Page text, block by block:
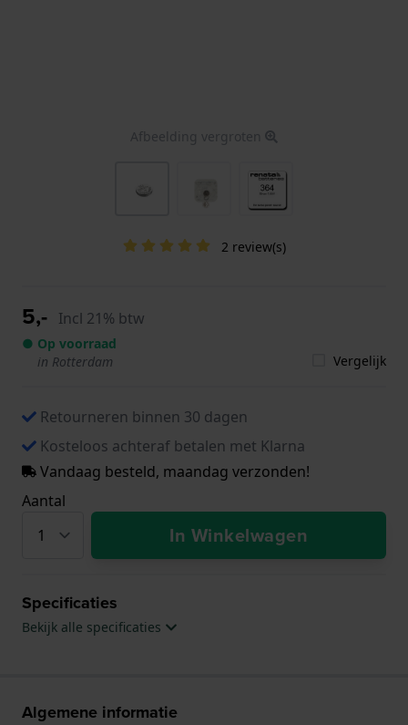
Afbeelding vergroten
2 review(s)
5,- Incl 21% btw
● Op voorraad
in Rotterdam
Vergelijk
Retourneren binnen 30 dagen
Kosteloos achteraf betalen met Klarna
Vandaag besteld, maandag verzonden!
Aantal
In Winkelwagen
Specificaties
Bekijk alle specificaties
Algemene informatie